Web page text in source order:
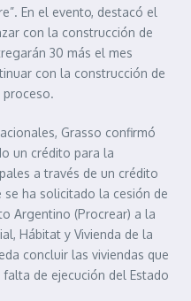
En el evento, destacó el
con la construcción de
30 más el mes
con la construcción de
proceso.
Grasso confirmó
un crédito para la
a través de un crédito
ha solicitado la cesión de
Argentino (Procrear) a la
Hábitat y Vivienda de la
concluir las viviendas que
de ejecución del Estado